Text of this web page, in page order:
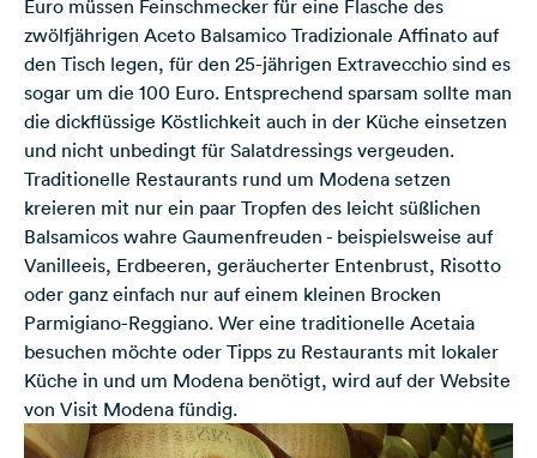
Euro müssen Feinschmecker für eine Flasche des
zwölfjährigen Aceto Balsamico Tradizionale Affinato auf
den Tisch legen, für den 25-jährigen Extravecchio sind es
sogar um die 100 Euro. Entsprechend sparsam sollte man
die dickflüssige Köstlichkeit auch in der Küche einsetzen
und nicht unbedingt für Salatdressings vergeuden.
Traditionelle Restaurants rund um Modena setzen
kreieren mit nur ein paar Tropfen des leicht süßlichen
Balsamicos wahre Gaumenfreuden - beispielsweise auf
Vanilleeis, Erdbeeren, geräucherter Entenbrust, Risotto
oder ganz einfach nur auf einem kleinen Brocken
Parmigiano-Reggiano. Wer eine traditionelle Acetaia
besuchen möchte oder Tipps zu Restaurants mit lokaler
Küche in und um Modena benötigt, wird auf der Website
von Visit Modena fündig.